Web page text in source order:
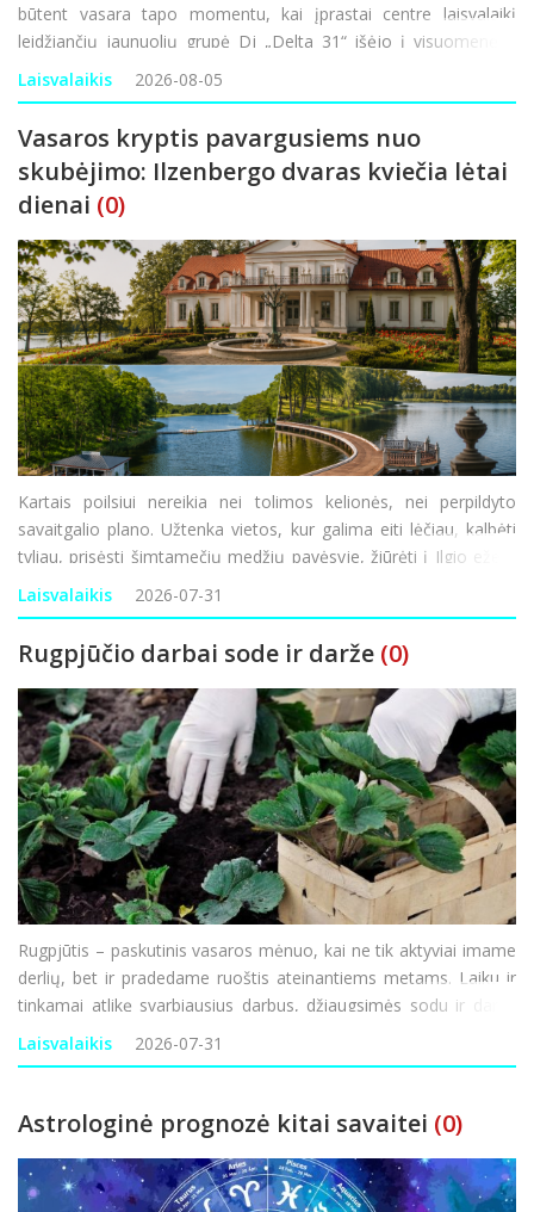
būtent vasara tapo momentu, kai įprastai centre laisvalaikį
leidžiančių jaunuolių grupė Dj „Delta 31“ išėjo į visuomenę ir
rugpjūtį kviečia susitikti miesto ežero pakrantėje. O susitikimai
nebus p
Laisvalaikis 2026-08-05
Vasaros kryptis pavargusiems nuo
skubėjimo: Ilzenbergo dvaras kviečia lėtai
dienai (0)
Kartais poilsiui nereikia nei tolimos kelionės, nei perpildyto
savaitgalio plano. Užtenka vietos, kur galima eiti lėčiau, kalbėti
tyliau, prisėsti šimtamečių medžių pavėsyje, žiūrėti į Ilgio ežerą
ir bent trumpam pamiršti nuolatinį skubėjimą. Viena tokių
krypčių – Ilzenbergo dvar
Laisvalaikis 2026-07-31
Rugpjūčio darbai sode ir darže (0)
Rugpjūtis – paskutinis vasaros mėnuo, kai ne tik aktyviai imame
derlių, bet ir pradedame ruoštis ateinantiems metams. Laiku ir
tinkamai atlikę svarbiausius darbus, džiaugsimės sodu ir daržu
ne tik dabar, bet ir ateityje. Darbai darže Pats laikas nuimti
morkų, burokėlių, svogūnų,
Laisvalaikis 2026-07-31
Astrologinė prognozė kitai savaitei (0)